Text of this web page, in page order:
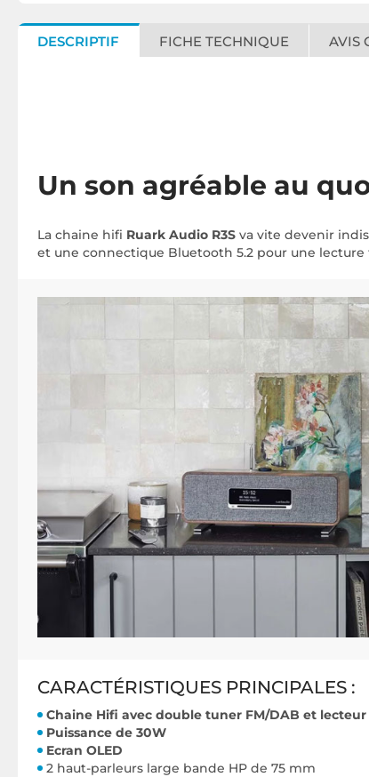
DESCRIPTIF FICHE TECHNIQUE AVIS
Un son agréable au
La chaine hifi Ruark Audio R3S va vite devenir
et une connectique Bluetooth 5.2 pour une lecture
CARACTÉRISTIQUES PRINCIPALES :
Chaine Hifi avec double tuner FM/DAB et lecteur
Puissance de 30W
Ecran OLED
2 haut-parleurs large bande HP de 75 mm